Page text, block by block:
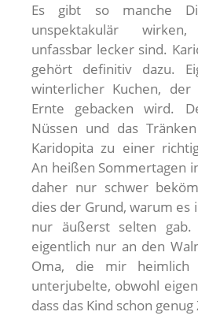
Es gibt so manche
unspektakulär
unfassbar lecker sind.
gehört definitiv dazu.
winterlicher Kuchen, der
Ernte gebacken wird.
Nüssen und das
Karidopita zu einer
An heißen Sommertagen
daher nur schwer
dies der Grund, warum es
nur äußerst selten
eigentlich nur an den
Oma, die mir heimlich
unterjubelte, obwohl
dass das Kind schon